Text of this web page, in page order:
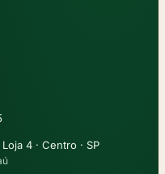
4 · Centro · SP